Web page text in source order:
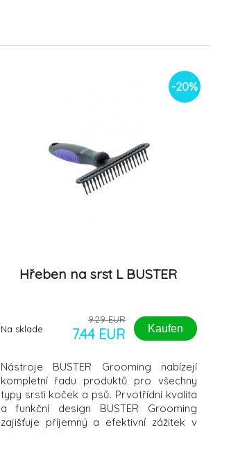
Hřeben vyčesávací
23.09 EUR
18.47 EUR
-20%
Hřeben na srst L BUSTER
Na sklade
9.29 EUR
7.44 EUR Kaufen
Nástroje BUSTER Grooming nabízejí
kompletní řadu produktů pro všechny
typy srsti koček a psů. Prvotřídní kvalita
a funkční design BUSTER Grooming
zajišťuje příjemný a efektivní zážitek v